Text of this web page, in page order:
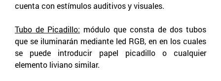
cuenta con estímulos auditivos y visuales.
Tubo de Picadillo: módulo que consta de dos tubos
que se iluminarán mediante led RGB, en en los cuales
se puede introducir papel picadillo o cualquier
elemento liviano similar.